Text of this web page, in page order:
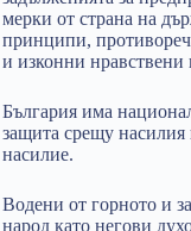
мерки от страна на
принципи,
и изконни нравствени
България има
защита срещу
насилие.
Водени от горното и
народ като негови